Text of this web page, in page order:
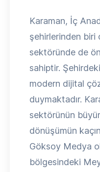
Karaman, İç
şehirlerinden biri
sektöründe de
sahiptir.
modern dijital
duymaktadır.
sektörünün
dönüşümün
Göksoy Medya
bölgesindeki